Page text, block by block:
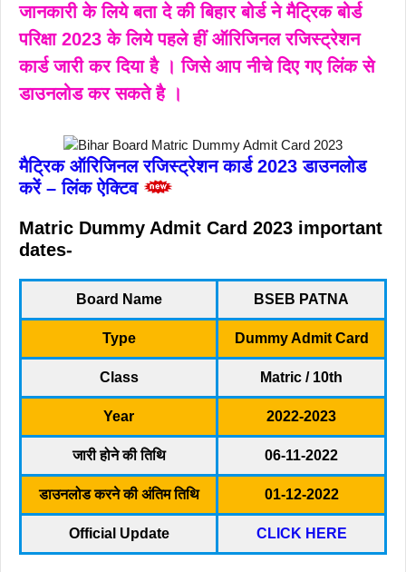
जानकारी के लिये बता दे की बिहार बोर्ड ने मैट्रिक बोर्ड
परिक्षा 2023 के लिये पहले हीं ऑरिजिनल रजिस्ट्रेशन
कार्ड जारी कर दिया है । जिसे आप नीचे दिए गए लिंक से
डाउनलोड कर सकते है ।
मैट्रिक ऑरिजिनल रजिस्ट्रेशन कार्ड 2023 डाउनलोड
करें –लिंक ऐक्टिव
Matric Dummy Admit Card 2023 important
dates-
Board Name BSEB PATNA
Type Dummy Admit Card
Class Matric / 10th
Year 2022-2023
जारी होने की तिथि 06-11-2022
डाउनलोड करने की अंतिम तिथि 01-12-2022
Official Update CLICK HERE